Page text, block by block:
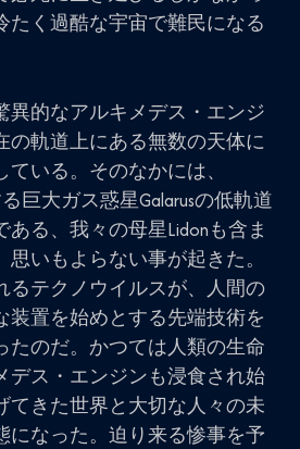
たく過酷な宇宙で難民になる
異的なアルキメデス・エンジ
の軌道上にある無数の天体に
いる。そのなかには、
巨大ガス惑星Galarusの低軌道
る、我々の母星Lidonも含ま
いもよらない事が起きた。
るテクノウイルスが、人間の
装置を始めとする先端技術を
たのだ。かつては人類の生命
デス・エンジンも浸食され始
てきた世界と大切な人々の未
になった。迫り来る惨事を予